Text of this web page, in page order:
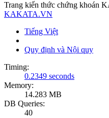
Trang kiến thức chứng khoán
KAKATA.VN
Tiếng Việt
Quy định và Nội quy
Timing:
0.2349 seconds
Memory:
14.283 MB
DB Queries:
40